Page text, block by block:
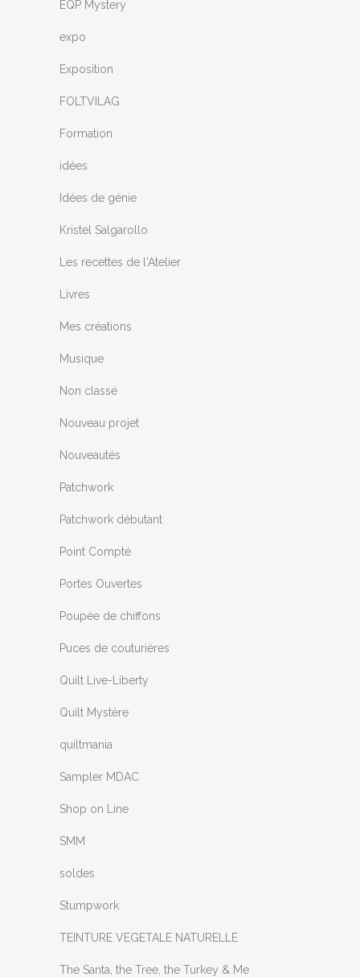
EQP Mystery
expo
Exposition
FOLTVILAG
Formation
idées
Idées de génie
Kristel Salgarollo
Les recettes de l'Atelier
Livres
Mes créations
Musique
Non classé
Nouveau projet
Nouveautés
Patchwork
Patchwork débutant
Point Compté
Portes Ouvertes
Poupée de chiffons
Puces de couturières
Quilt Live-Liberty
Quilt Mystère
quiltmania
Sampler MDAC
Shop on Line
SMM
soldes
Stumpwork
TEINTURE VEGETALE NATURELLE
The Santa, the Tree, the Turkey & Me